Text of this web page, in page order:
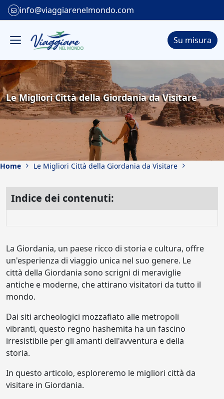
info@viaggiarenelmondo.com
Su misura
Le Migliori Città della Giordania da Visitare
Home Le Migliori Città della Giordania da Visitare
Indice dei contenuti:
La Giordania, un paese ricco di storia e cultura, offre
un'esperienza di viaggio unica nel suo genere. Le
città della Giordania sono scrigni di meraviglie
antiche e moderne, che attirano visitatori da tutto il
mondo.
Dai siti archeologici mozzafiato alle metropoli
vibranti, questo regno hashemita ha un fascino
irresistibile per gli amanti dell'avventura e della
storia.
In questo articolo, esploreremo le migliori città da
visitare in Giordania.